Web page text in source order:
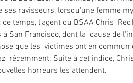
ses ravisseurs, lorsqu'une femme
ce temps, l'agent du BSAA Chris
à San Francisco, dont la  cause de
que les  victimes ont en
récemment. Suite à cet indice,
horreurs les attendent.